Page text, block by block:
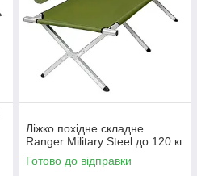
Ліжко похідне складне
Ranger Military Steel до 120 кг
Готово до відправки